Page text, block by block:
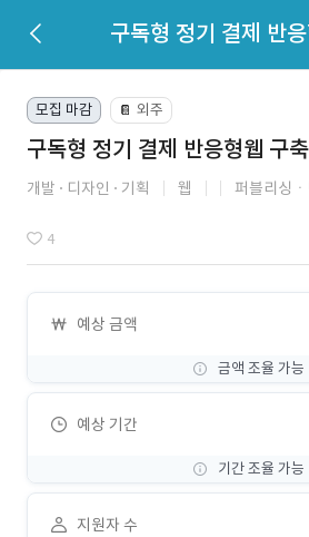
구독형 정기 결제 반
모집 마감 📔 외주
구독형 정기 결제 반응형웹 구축
개발 디자인 기획 웹 퍼블리싱
4
예상 금액
금액 조율 가능
예상 기간
기간 조율 가능
지원자 수